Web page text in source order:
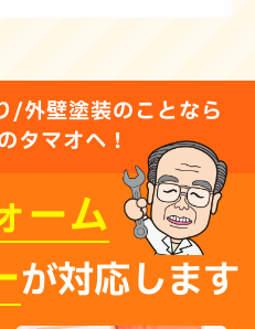
/外壁塗装のことなら
タマオへ！
ーム
が対応します